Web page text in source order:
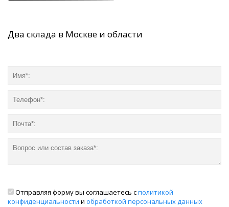
Два склада в Москве и области
Отправляя форму вы соглашаетесь сполитикой
конфиденциальности и обработкой персональных данных